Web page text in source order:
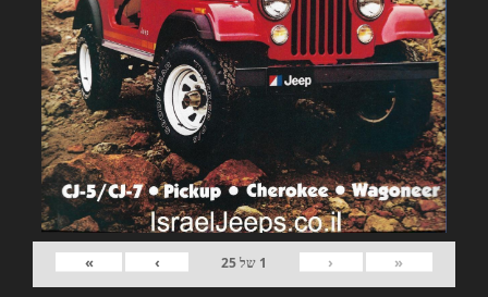
«
‹
1 של25
›
»